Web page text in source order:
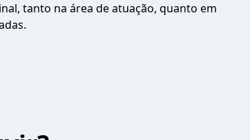
tanto na área de atuação, quanto em